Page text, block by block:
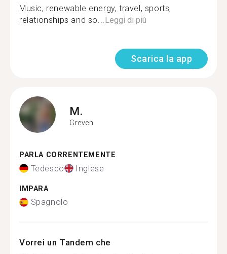
Music, renewable energy, travel, sports,
relationships and so...Leggi di più
Scarica la app
M.
Greven
PARLA CORRENTEMENTE
Tedesco Inglese
IMPARA
Spagnolo
Vorrei un Tandem che